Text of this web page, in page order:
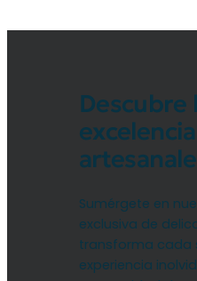
Descubre
Sumérgete en
exclusiva de
transforma cada
experiencia